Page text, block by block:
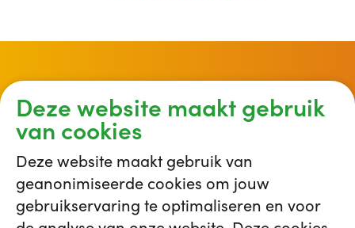
Deze website maakt gebruik
van cookies
Deze website maakt gebruik van
geanonimiseerde cookies om jouw
gebruikservaring te optimaliseren en voor
Op de hoogte blijven van
nieuwe vacatures?
Meld je aan voor onze jobalert en krijg een
bericht in jouw inbox zodra er een
interessante vacature beschikbaar komt